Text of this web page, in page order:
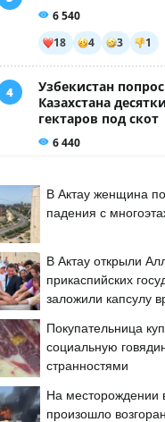
В Актау женщина
падения с
В Актау открыли
прикаспийских
заложили капсулу
Покупательница
социальную
странностями
На месторождении
произошло